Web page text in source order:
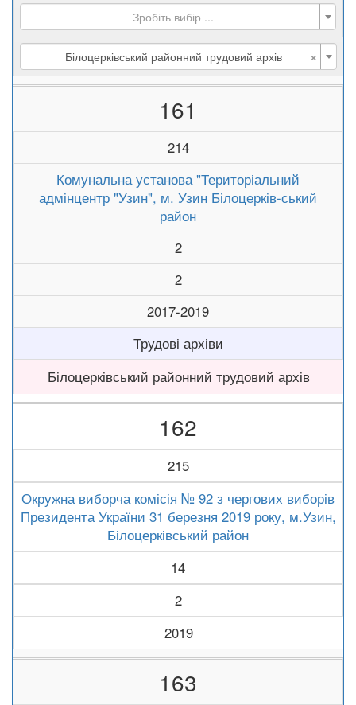
Зробіть вибір ...
×
Білоцерківський районний трудовий архів
161
214
Комунальна установа "Територіальний
адмінцентр "Узин", м. Узин Білоцерків-ський
район
2
2
2017-2019
Трудові архіви
Білоцерківський районний трудовий архів
162
215
Окружна виборча комісія № 92 з чергових виборів
Президента України 31 березня 2019 року, м.Узин,
Білоцерківський район
14
2
2019
163